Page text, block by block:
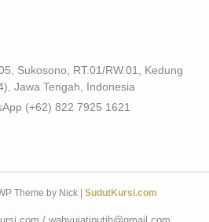
Sukosono, RT.01/RW.01, Kedung
Jawa Tengah, Indonesia
(+62) 822 7925 1621
Theme by Nick | SudutKursi.com